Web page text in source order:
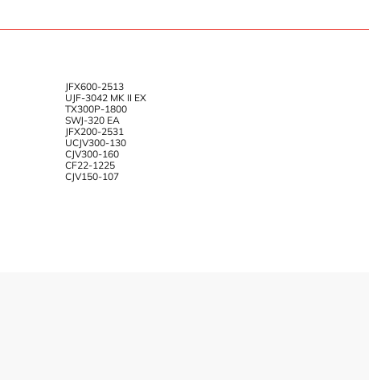
JFX600-2513
UJF-3042 MK II EX
TX300P-1800
SWJ-320 EA
JFX200-2531
UCJV300-130
CJV300-160
CF22-1225
CJV150-107